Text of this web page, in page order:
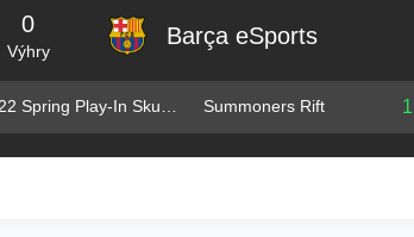
0
Výhry
⁠Barça eSports
EM 2022 Spring Play-In Skupina A Summoners Rift 1